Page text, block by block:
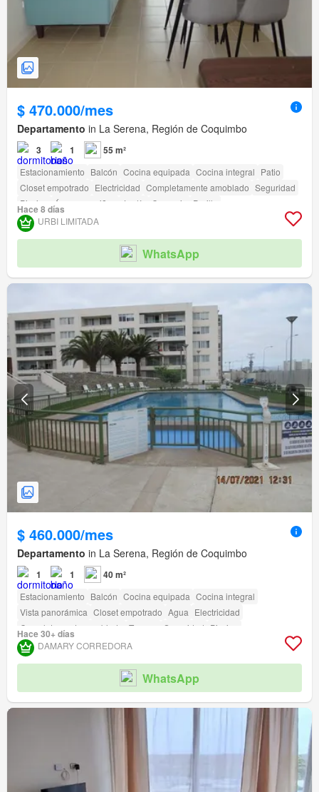
$ 470.000/mes
Departamento in La Serena, Región de Coquimbo
3 1 55 m²
Estacionamiento Balcón Cocina equipada Cocina integral Patio
Closet empotrado Electricidad Completamente amoblado Seguridad
Piscina
Área para niños Jardín Conserje
Parilla
Caseta de vigilancia
Hace 8 días
URBI LIMITADA
WhatsApp
$ 460.000/mes
Departamento in La Serena, Región de Coquimbo
1 1 40 m²
Estacionamiento Balcón Cocina equipada Cocina integral
Vista panorámica Closet empotrado Agua Electricidad
Completamente amoblado
Terraza Seguridad Piscina
Área para niños Conserje Parilla
Hace 30+ días
DAMARY CORREDORA
WhatsApp